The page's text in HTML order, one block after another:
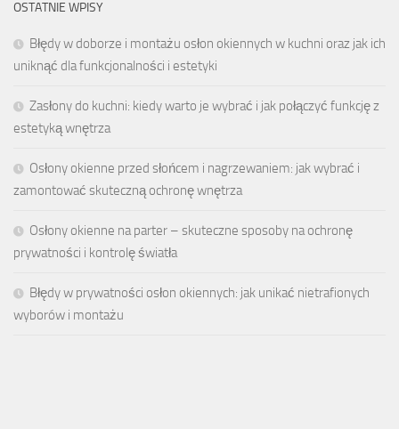
OSTATNIE WPISY
Błędy w doborze i montażu osłon okiennych w kuchni oraz jak ich
uniknąć dla funkcjonalności i estetyki
Zasłony do kuchni: kiedy warto je wybrać i jak połączyć funkcję z
estetyką wnętrza
Osłony okienne przed słońcem i nagrzewaniem: jak wybrać i
zamontować skuteczną ochronę wnętrza
Osłony okienne na parter – skuteczne sposoby na ochronę
prywatności i kontrolę światła
Błędy w prywatności osłon okiennych: jak unikać nietrafionych
wyborów i montażu